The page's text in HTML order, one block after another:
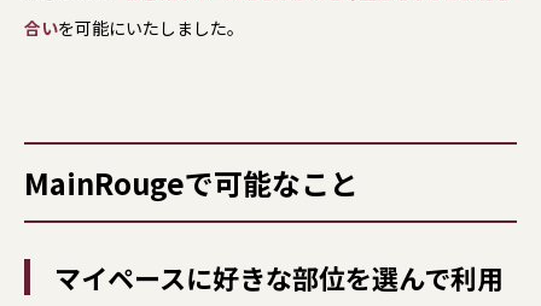
合いを可能にいたしました。
MainRougeで可能なこと
マイペースに好きな部位を選んで利用